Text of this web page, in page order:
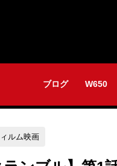
ブログ W650
ルム映画